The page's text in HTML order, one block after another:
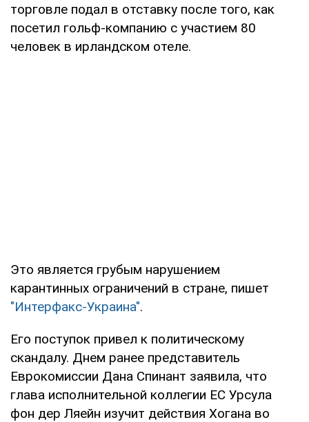
торговле подал в отставку после того, как
посетил гольф-компанию с участием 80
человек в ирландском отеле.
Это является грубым нарушением
карантинных ограничений в стране, пишет
"Интерфакс-Украина".
Его поступок привел к политическому
скандалу. Днем ранее представитель
Еврокомиссии Дана Спинант заявила, что
глава исполнительной коллегии ЕС Урсула
фон дер Ляейн изучит действия Хогана во